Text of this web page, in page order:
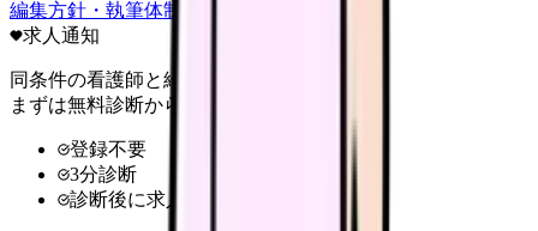
編集方針・執筆体制・監修体制を見る
求人通知
同条件の看護師と給料を比較
まずは無料診断から
登録不要
3分診断
診断後に求人比較